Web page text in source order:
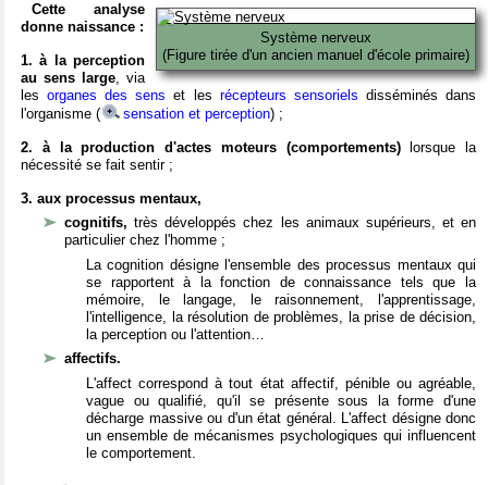
Système nerveux
(Figure tirée d'un ancien manuel d'école primaire)
Cette analyse
donne naissance :
1. à la perception
au sens large, via
lesorganes des sens et les récepteurs sensoriels disséminés dans
l'organisme (
sensation et perception) ;
2. à la production d'actes moteurs (comportements)lorsque la
nécessité se fait sentir ;
3. aux processus mentaux,
cognitifs,très développés chez les animaux supérieurs, et en
particulier chez l'homme ;
La cognition désigne l'ensemble des processus mentaux qui
se rapportent à la fonction de connaissance tels que la
mémoire, le langage, le raisonnement, l'apprentissage,
l'intelligence, la résolution de problèmes, la prise de décision,
la perception ou l'attention…
affectifs.
L'affect correspond à tout état affectif, pénible ou agréable,
vague ou qualifié, qu'il se présente sous la forme d'une
décharge massive ou d'un état général. L'affect désigne donc
un ensemble de mécanismes psychologiques qui influencent
le comportement.